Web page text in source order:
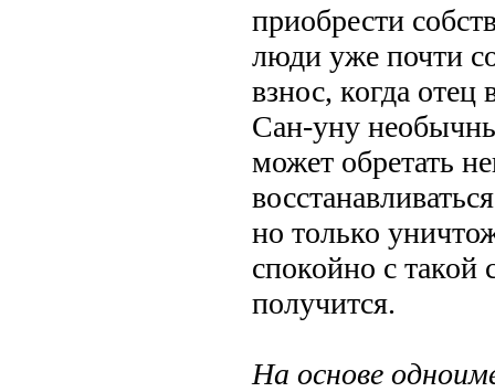
приобрести
люди уже почти
взнос, когда отец
Сан-уну
может обретать
но только
спокойно с такой
получится.
На основе